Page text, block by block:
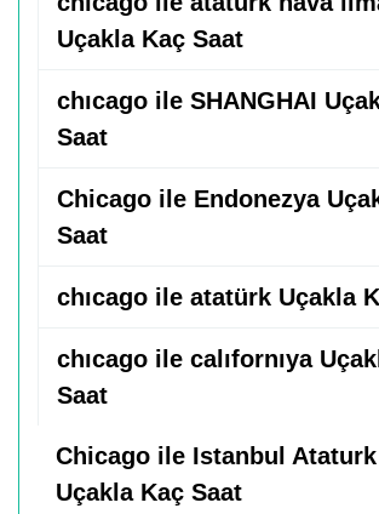
Uçakla Kaç Saat
chıcago ile SHANGHAI
Saat
Chicago ile Endonezya
Saat
chıcago ile atatürk Uçakla
chıcago ile calıfornıya
Saat
Chicago ile Istanbul
Uçakla Kaç Saat